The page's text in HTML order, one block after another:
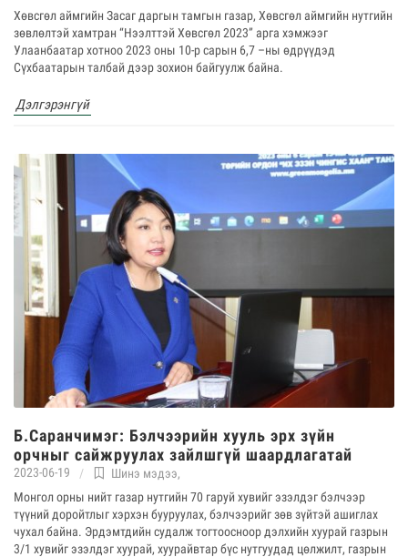
Хөвсгөл аймгийн Засаг даргын тамгын газар, Хөвсгөл аймгийн нутгийн
зөвлөлтэй хамтран “Нээлттэй Хөвсгөл 2023” арга хэмжээг
Улаанбаатар хотноо 2023 оны 10-р сарын 6,7 –ны өдрүүдэд
Сүхбаатарын талбай дээр зохион байгуулж байна.
Дэлгэрэнгүй
Б.Саранчимэг: Бэлчээрийн хууль эрх зүйн
орчныг сайжруулах зайлшгүй шаардлагатай
2023-06-19 Шинэ мэдээ,
Монгол орны нийт газар нутгийн 70 гаруй хувийг эзэлдэг бэлчээр
түүний доройтлыг хэрхэн бууруулах, бэлчээрийг зөв зүйтэй ашиглах
чухал байна. Эрдэмтдийн судалж тогтоосноор дэлхийн хуурай газрын
3/1 хувийг эзэлдэг хуурай, хуурайвтар бүс нутгуудад цөлжилт, газрын